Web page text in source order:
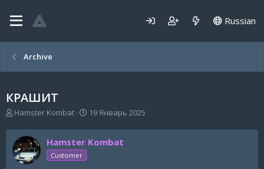
Russian
Archive
КРАШИТ
А
т
о
р
Hamster Kombat
Д
т
а
19 Январь 2025
Hamster Kombat
Customer